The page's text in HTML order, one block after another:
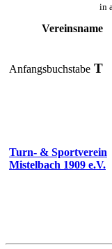
in
Vereinsname
Anfangsbuchstabe T
Turn- & Sportverein
Mistelbach 1909 e.V.